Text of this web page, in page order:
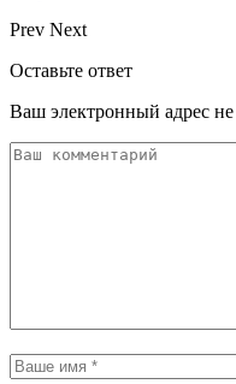
Prev Next
Оставьте ответ
Ваш электронный адрес не